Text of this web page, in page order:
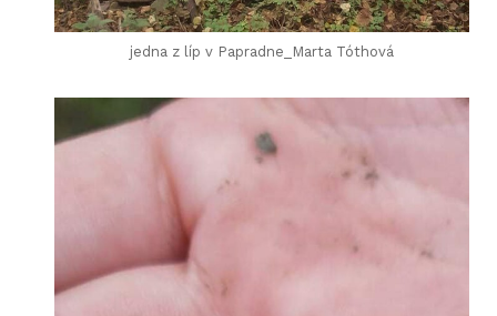
jedna z líp v Papradne_Marta Tóthová